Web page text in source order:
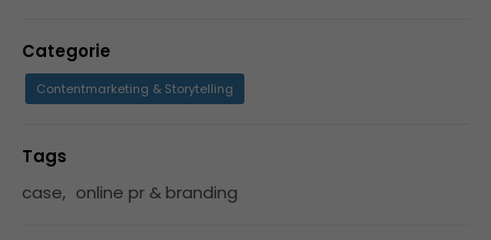
Categorie
Contentmarketing & Storytelling
Tags
case, online pr & branding